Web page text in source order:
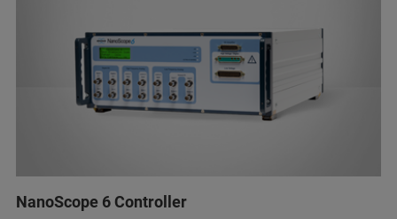
NanoScope 6 Controller